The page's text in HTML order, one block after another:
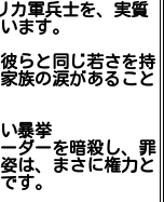
カ軍兵士を、実質
ます。
らと同じ若さを持
族の涙があること
暴挙
ダーを暗殺し、罪
は、まさに権力と
す。